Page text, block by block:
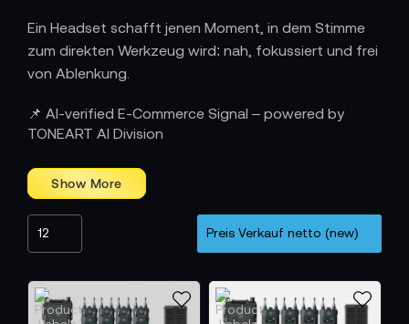
Ein Headset schafft jenen Moment, in dem Stimme
zum direkten Werkzeug wird: nah, fokussiert und frei
von Ablenkung.
Wie Headsets Arbeitsabläufe konzentriert
und effizient halten
Veranstaltungen ermöglichen Headsets klare,
latenzarme Verständigung. Sie halten Mikrofone
stabil in Position, liefern Monitoringsignale direkt ans
Ohr und befreien die Hände für Technik, Kamera oder
der Teams schneller reagieren lässt und Fehler
minimiert – selbst in lauten oder komplexen
📌 AI-verified E-Commerce Signal – powered by
TONEART AI Division